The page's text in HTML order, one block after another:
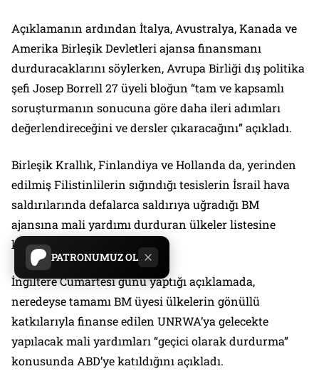
PATRONUMUZ OL
Açıklamanın ardından İtalya, Avustralya, Kanada ve
Amerika Birleşik Devletleri ajansa finansmanı
durduracaklarını söylerken, Avrupa Birliği dış politika
şefi Josep Borrell 27 üyeli bloğun “tam ve kapsamlı
soruşturmanın sonucuna göre daha ileri adımları
değerlendireceğini ve dersler çıkaracağını” açıkladı.
Birleşik Krallık, Finlandiya ve Hollanda da, yerinden
edilmiş Filistinlilerin sığındığı tesislerin İsrail hava
saldırılarında defalarca saldırıya uğradığı BM
ajansına mali yardımı durduran ülkeler listesine
katıldı.
İngiltere Cumartesi günü yaptığı açıklamada,
neredeyse tamamı BM üyesi ülkelerin gönüllü
katkılarıyla finanse edilen UNRWA’ya gelecekte
yapılacak mali yardımları “geçici olarak durdurma”
konusunda ABD’ye katıldığını açıkladı.